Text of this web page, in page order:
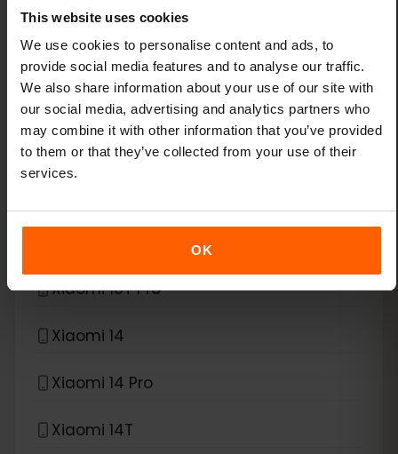
This website uses cookies
We use cookies to personalise content and ads, to
provide social media features and to analyse our traffic.
We also share information about your use of our site with
our social media, advertising and analytics partners who
may combine it with other information that you’ve provided
to them or that they’ve collected from your use of their
services.
OK
eSIM kompatybilny zXiaomi*
Xiaomi 12T Pro
Xiaomi 13
Xiaomi 13T Pro
Xiaomi 14
Xiaomi 14 Pro
Xiaomi 14T